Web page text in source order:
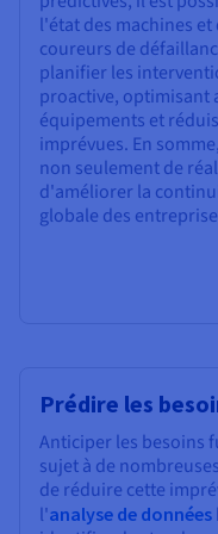
l'état des machines
coureurs de
planifier les
proactive, optimisant
équipements et
imprévues. En
non seulement de
d'améliorer la
globale des
Prédire les
Anticiper les besoins
sujet à de
de réduire cette
l'analyse de données